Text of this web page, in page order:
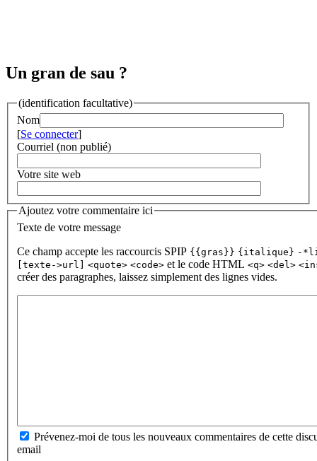
Un gran de sau ?
(identification facultative)
Nom
[Se connecter]
Courriel (non publié)
Votre site web
Ajoutez votre commentaire ici
Texte de votre message
Ce champ accepte les raccourcis SPIP {{gras}} {italique} -
[texte->url] <quote> <code> et le code HTML <q> <del>
créer des paragraphes, laissez simplement des lignes vides.
Prévenez-moi de tous les nouveaux commentaires de cette
email